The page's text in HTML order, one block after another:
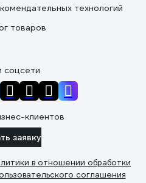
технологий
товаров
соцсети
клиентов
заявку
в отношении обработки
соглашения